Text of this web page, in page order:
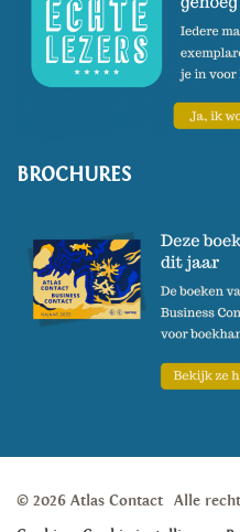
BROCHURES
© 2026 Atlas Contact Alle